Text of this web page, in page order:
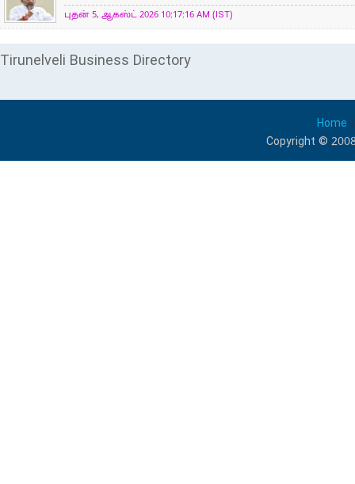
புதன் 5, ஆகஸ்ட் 2026 10:17:16 AM (IST)
Tirunelveli Business Directory
Home
Copyright ©